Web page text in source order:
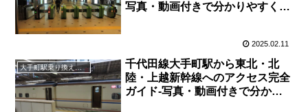
写真・動画付きで分かりやすく解
2025.02.11
大手町駅乗り換え案内
千代田線大手町駅から東北・北
陸・上越新幹線へのアクセス完全
ガイド-写真・動画付きで分かり